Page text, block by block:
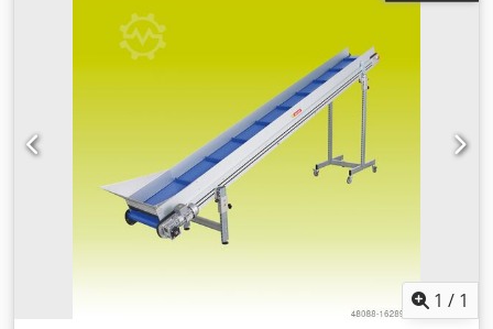
1 / 1